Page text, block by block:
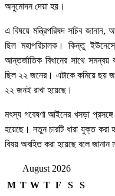
অনুমোদন দেয়া হয়।
এ বিষয়ে মন্ত্রিপরিষদ সচিব
ছিল মহাপরিচালক। কিন্তু
আন্তর্জাতিক বিধানের সাথে
ছিল ২২ জনের। এটাকে কমিয়ে ছয় জন
২২ জনই রাখা হয়েছে।
মৎস্য গবেষণা আইনের খসড়া প্রসঙ্গে
হয়েছে। নতুন চারটি ধারা যুক্ত করা
বিষয় অবহিত করা হয়েছে বলে জানান
August 2026
M T W T F S
S